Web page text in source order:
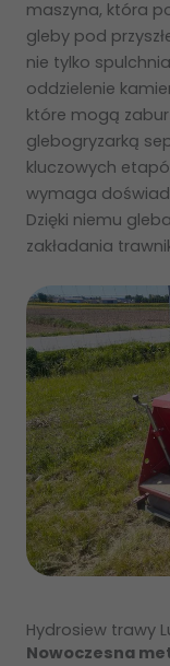
maszyna, która
gleby pod
nie tylko
oddzielenie
które mogą
glebogryzarką
kluczowych
wymaga
Dzięki niemu
zakładania
Hydrosiew trawy
Nowoczesna